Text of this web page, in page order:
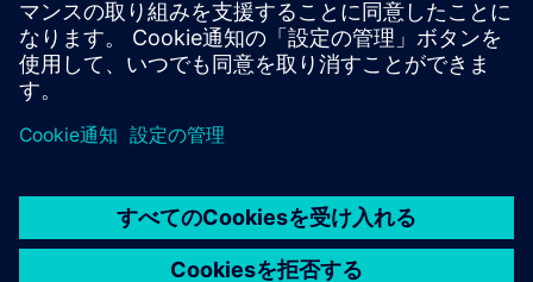
なIC検証と最適化を実現します。
専門家から学ぶ